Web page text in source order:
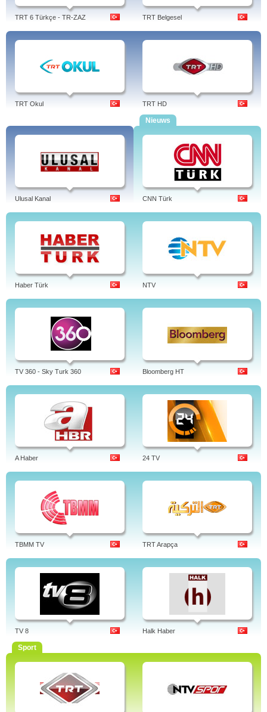
TRT 6 Türkçe - TR-ZAZ TRT Belgesel
TRT Okul TRT HD
Ulusal Kanal
Nieuws
CNN Türk
Haber Türk NTV
TV 360 - Sky Turk 360 Bloomberg HT
A Haber 24 TV
TBMM TV TRT Arapça
TV 8 Halk Haber
Sport